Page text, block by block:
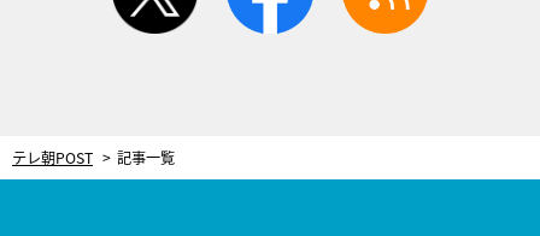
テレ朝POST 記事一覧